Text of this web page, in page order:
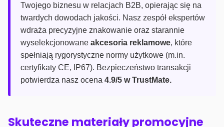
Twojego biznesu w relacjach B2B, opierając się na
twardych dowodach jakości. Nasz zespół ekspertów
wdraża precyzyjne znakowanie oraz starannie
wyselekcjonowane akcesoria reklamowe, które
spełniają rygorystyczne normy użytkowe (m.in.
certyfikaty CE, IP67). Bezpieczeństwo transakcji
potwierdza nasz ocena 4.9/5 w TrustMate.
Skuteczne materiały promocyjne